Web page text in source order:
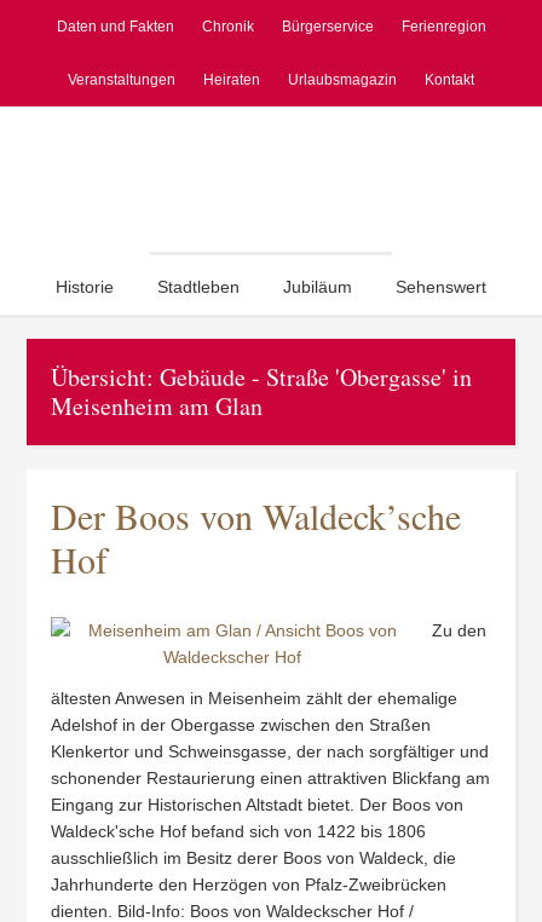
Daten und Fakten Chronik Bürgerservice Ferienregion
Veranstaltungen Heiraten Urlaubsmagazin Kontakt
Historie Stadtleben Jubiläum Sehenswert
Übersicht: Gebäude - Straße 'Obergasse' in
Meisenheim am Glan
Der Boos von Waldeck’sche
Hof
Zu den
ältesten Anwesen in Meisenheim zählt der ehemalige
Adelshof in der Obergasse zwischen den Straßen
Klenkertor und Schweinsgasse, der nach sorgfältiger und
schonender Restaurierung einen attraktiven Blickfang am
Eingang zur Historischen Altstadt bietet. Der Boos von
Waldeck'sche Hof befand sich von 1422 bis 1806
ausschließlich im Besitz derer Boos von Waldeck, die
Jahrhunderte den Herzögen von Pfalz-Zweibrücken
dienten. Bild-Info: Boos von Waldeckscher Hof /